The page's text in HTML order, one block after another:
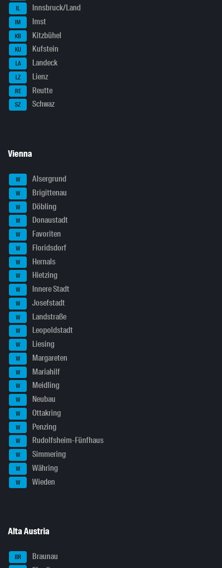
IL Innsbruck/Land
IM Imst
KB Kitzbühel
KU Kufstein
LA Landeck
LZ Lienz
RE Reutte
SZ Schwaz
Vienna
W Alsergrund
W Brigittenau
W Döbling
W Donaustadt
W Favoriten
W Floridsdorf
W Hernals
W Hietzing
W Innere Stadt
W Josefstadt
W Landstraße
W Leopoldstadt
W Liesing
W Margareten
W Mariahilf
W Meidling
W Neubau
W Ottakring
W Penzing
W Rudolfsheim-Fünfhaus
W Simmering
W Währing
W Wieden
Alta Austria
BR Braunau